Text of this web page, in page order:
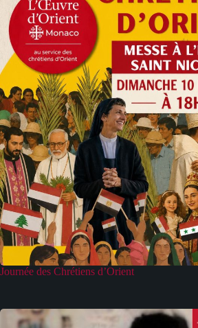
Journée des Chrétiens d’Orient